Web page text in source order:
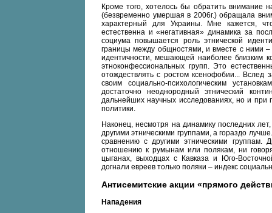
Кроме того, хотелось бы обратить внимание
(безвременно умершая в 2006г.) обращала
характерный для Украины. Мне кажется,
естественна и «негативная» динамика за
социума повышается роль этнической
границы между общностями, и вместе с ними –
идентичности, мешающей наиболее близким
этноконфессиональных групп. Это
отождествлять с ростом ксенофобии...
своим социально-психологическим
достаточно неоднородный этнический
дальнейших научных исследованиях, но и при
политики.
Наконец, несмотря на динамику последних
другими этническими группами, а гораздо
сравнению с другими этническими
отношению к румынам или полякам, ни
цыганах, выходцах с Кавказа и Юго-
догнали евреев только поляки – индекс
Антисемитские акции «прямого
Нападения